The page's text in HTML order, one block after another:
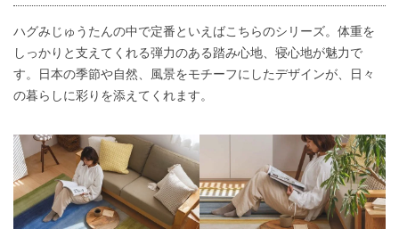
ハグみじゅうたんの中で定番といえばこちらのシリーズ。体重を
しっかりと支えてくれる弾力のある踏み心地、寝心地が魅力で
す。日本の季節や自然、風景をモチーフにしたデザインが、日々
の暮らしに彩りを添えてくれます。